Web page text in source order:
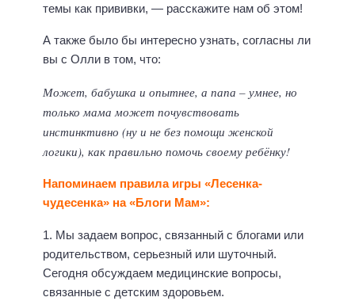
темы как прививки, — расскажите нам об этом!
А также было бы интересно узнать, согласны ли
вы с Олли в том, что:
Может, бабушка и опытнее, а папа – умнее, но
только мама может почувствовать
инстинктивно (ну и не без помощи женской
логики), как правильно помочь своему ребёнку!
Напоминаем правила игры «Лесенка-
чудесенка» на «Блоги Мам»:
1. Мы задаем вопрос, связанный с блогами или
родительством, серьезный или шуточный.
Сегодня обсуждаем медицинские вопросы,
связанные с детским здоровьем.